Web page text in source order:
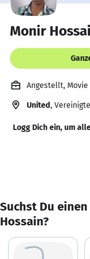
Monir
Angestellt, Movie
United,
Logg Dich ein, um
Suchst Du
Hossain?